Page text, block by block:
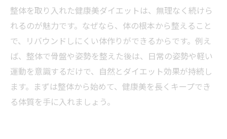
整体を取り入れた健康美ダイエットは、無理なく続けら
れるのが魅力です。なぜなら、体の根本から整えること
で、リバウンドしにくい体作りができるからです。例え
ば、整体で骨盤や姿勢を整えた後は、日常の姿勢や軽い
運動を意識するだけで、自然とダイエット効果が持続し
ます。まずは整体から始めて、健康美を長くキープでき
る体質を手に入れましょう。